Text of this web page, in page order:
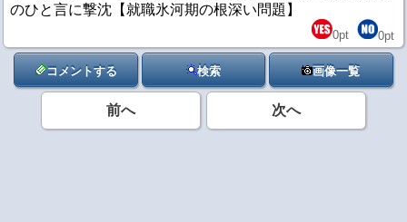
のひと言に撃沈【就職氷河期の根深い問題】
0pt 0pt
コメントする 検索 画像一覧
前へ 次へ